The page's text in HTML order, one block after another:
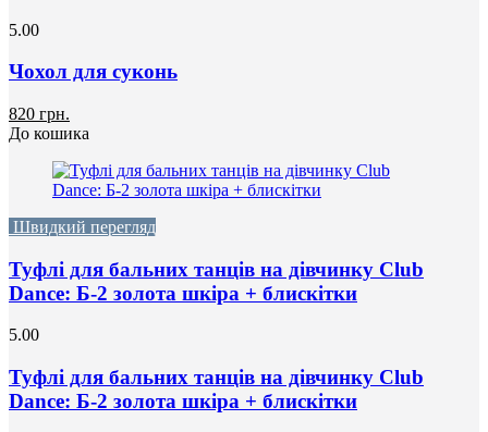
5.00
Чохол для суконь
820 грн.
До кошика
Швидкий перегляд
Туфлі для бальних танців на дівчинку Club
Dance: Б-2 золота шкіра + блискітки
5.00
Туфлі для бальних танців на дівчинку Club
Dance: Б-2 золота шкіра + блискітки